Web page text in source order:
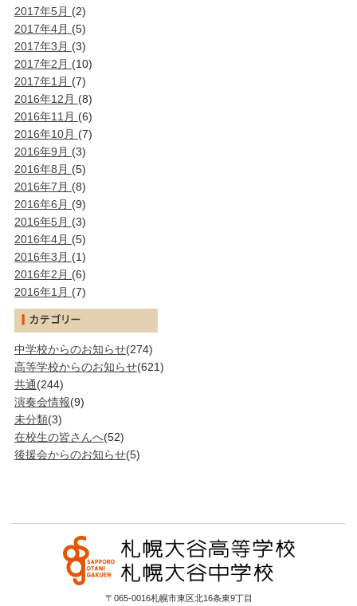
2017年5月 (2)
2017年4月 (5)
2017年3月 (3)
2017年2月 (10)
2017年1月 (7)
2016年12月 (8)
2016年11月 (6)
2016年10月 (7)
2016年9月 (3)
2016年8月 (5)
2016年7月 (8)
2016年6月 (9)
2016年5月 (3)
2016年4月 (5)
2016年3月 (1)
2016年2月 (6)
2016年1月 (7)
中学校からのお知らせ(274)
高等学校からのお知らせ(621)
共通(244)
演奏会情報(9)
未分類(3)
在校生の皆さんへ(52)
後援会からのお知らせ(5)
〒065-0016札幌市東区北16条東9丁目